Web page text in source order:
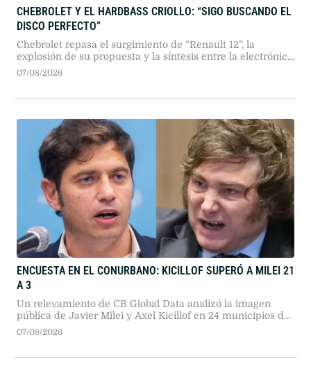
CHEBROLET Y EL HARDBASS CRIOLLO: “SIGO BUSCANDO EL
DISCO PERFECTO”
Chebrolet repasa el surgimiento de “Renault 12”, la
explosión de su propuesta y la síntesis entre la electrónica
rusa y la cultura popular argentina. Un recorrido por sus
07/08/2026
ENCUESTA EN EL CONURBANO: KICILLOF SUPERÓ A MILEI 21
A 3
Un relevamiento de CB Global Data analizó la imagen
pública de Javier Milei y Axel Kicillof en 24 municipios del
Gran Buenos Aires. El gobernador bonaerense se impuso
07/08/2026